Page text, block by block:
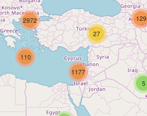
5
129
110
27
1177
2972